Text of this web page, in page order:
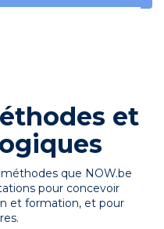
et
que NOW.be
pour concevoir
et formation, et pour